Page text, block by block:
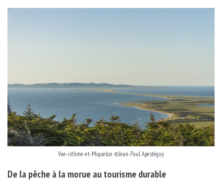
Vue-isthme-et-Miquelon ©Jean-Paul Apestéguy
De la pêche à la morue au tourisme durable